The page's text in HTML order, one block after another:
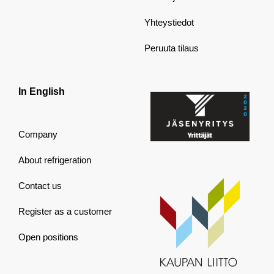
Yhteystiedot
Peruuta tilaus
In English
Company
About refrigeration
Contact us
Register as a customer
Open positions